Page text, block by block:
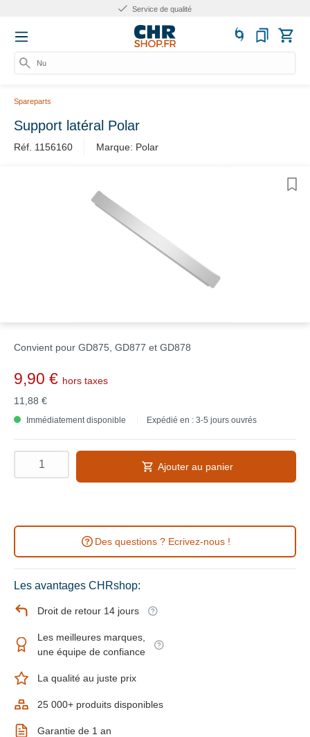
Service de qualité
Num
Spareparts
Support latéral Polar
Réf. 1156160 Marque: Polar
Convient pour GD875, GD877 et GD878
9,90 € hors taxes
11,88 €
Immédiatement disponible Expédié en : 3-5 jours ouvrés
Ajouter au panier
Des questions ? Ecrivez-nous !
Les avantages CHRshop:
Droit de retour 14 jours
Les meilleures marques,
une équipe de confiance
La qualité au juste prix
25 000+ produits disponibles
Garantie de 1 an